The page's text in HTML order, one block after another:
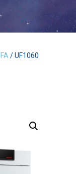
/ UF1060